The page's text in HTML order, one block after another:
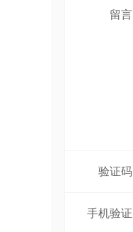
留言
验证码
手机验证